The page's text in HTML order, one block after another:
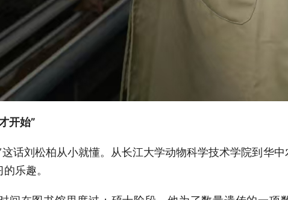
开始”
话刘松柏从小就懂。从长江大学动物科学技术学院到华
乐趣。